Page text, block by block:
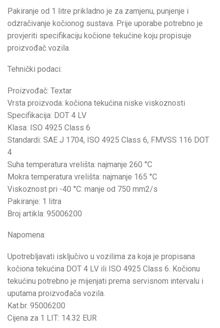
Pakiranje od 1 litre prikladno je za zamjenu, punjenje i
odzračivanje kočionog sustava. Prije uporabe potrebno je
provjeriti specifikaciju kočione tekućine koju propisuje
proizvođač vozila.
Tehnički podaci:
Proizvođač: Textar
Vrsta proizvoda: kočiona tekućina niske viskoznosti
Specifikacija: DOT 4 LV
Klasa: ISO 4925 Class 6
Standardi: SAE J 1704, ISO 4925 Class 6, FMVSS 116 DOT
4
Suha temperatura vrelišta: najmanje 260 °C
Mokra temperatura vrelišta: najmanje 165 °C
Viskoznost pri -40 °C: manje od 750 mm2/s
Pakiranje: 1 litra
Broj artikla: 95006200
Napomena:
Upotrebljavati isključivo u vozilima za koja je propisana
kočiona tekućina DOT 4 LV ili ISO 4925 Class 6. Kočionu
tekućinu potrebno je mijenjati prema servisnom intervalu i
uputama proizvođača vozila.
Kat.br. 95006200
Cijena za 1 LIT: 14.32 EUR